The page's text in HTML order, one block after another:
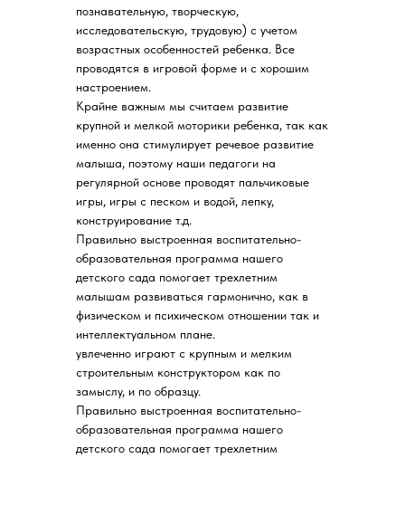
познавательную, творческую,
исследовательскую, трудовую) с учетом
возрастных особенностей ребенка. Все
проводятся в игровой форме и с хорошим
настроением.
Крайне важным мы считаем развитие
крупной и мелкой моторики ребенка, так как
именно она стимулирует речевое развитие
малыша, поэтому наши педагоги на
регулярной основе проводят пальчиковые
игры, игры с песком и водой, лепку,
конструирование т.д.
Правильно выстроенная воспитательно-
образовательная программа нашего
детского сада помогает трехлетним
малышам развиваться гармонично, как в
физическом и психическом отношении так и
интеллектуальном плане.
увлеченно играют с крупным и мелким
строительным конструктором как по
замыслу, и по образцу.
Правильно выстроенная воспитательно-
образовательная программа нашего
детского сада помогает трехлетним